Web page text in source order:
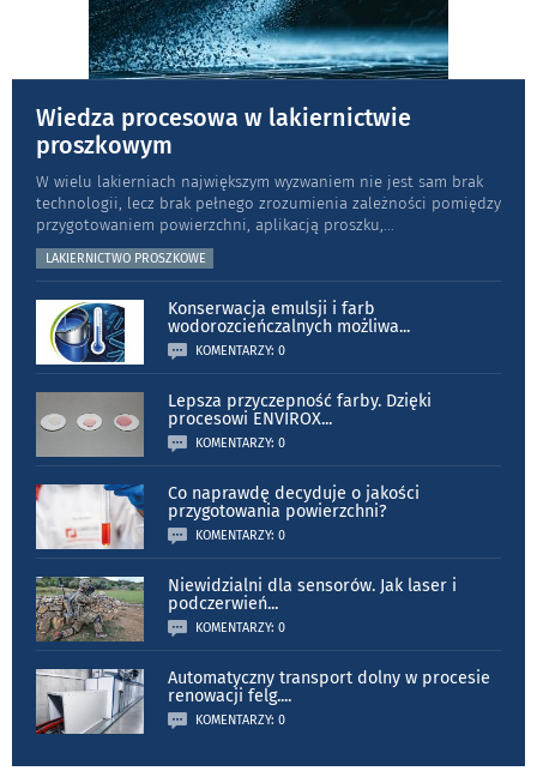
Wiedza procesowa w lakiernictwie
proszkowym
W wielu lakierniach największym wyzwaniem nie jest sam brak
technologii, lecz brak pełnego zrozumienia zależności pomiędzy
przygotowaniem powierzchni, aplikacją proszku,
LAKIERNICTWO PROSZKOWE
Konserwacja emulsji i farb
wodorozcieńczalnych możliwa...
KOMENTARZY: 0
Lepsza przyczepność farby. Dzięki
procesowi ENVIROX...
KOMENTARZY: 0
Co naprawdę decyduje o jakości
przygotowania powierzchni?
KOMENTARZY: 0
Niewidzialni dla sensorów. Jak laser i
podczerwień...
KOMENTARZY: 0
Automatyczny transport dolny w procesie
renowacji felg....
KOMENTARZY: 0